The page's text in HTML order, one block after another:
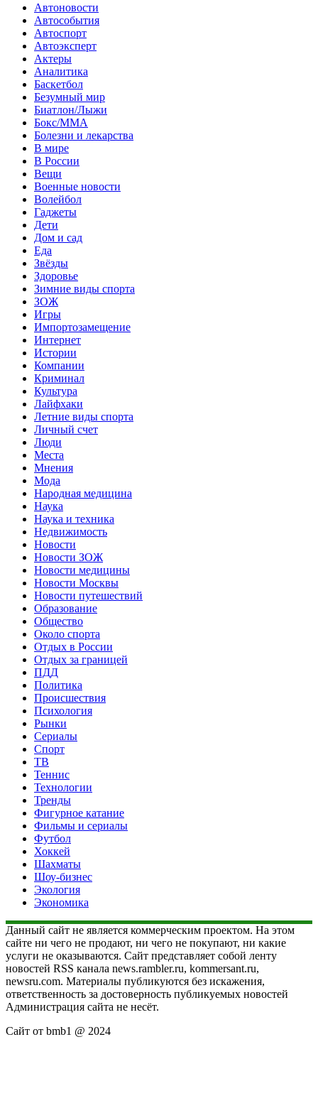
Автоновости
Автособытия
Автоспорт
Автоэксперт
Актеры
Аналитика
Баскетбол
Безумный мир
Биатлон/Лыжи
Бокс/MMA
Болезни и лекарства
В мире
В России
Вещи
Военные новости
Волейбол
Гаджеты
Дети
Дом и сад
Еда
Звёзды
Здоровье
Зимние виды спорта
ЗОЖ
Игры
Импортозамещение
Интернет
Истории
Компании
Криминал
Культура
Лайфхаки
Летние виды спорта
Личный счет
Люди
Места
Мнения
Мода
Народная медицина
Наука
Наука и техника
Недвижимость
Новости
Новости ЗОЖ
Новости медицины
Новости Москвы
Новости путешествий
Образование
Общество
Около спорта
Отдых в России
Отдых за границей
ПДД
Политика
Происшествия
Психология
Рынки
Сериалы
Спорт
ТВ
Теннис
Технологии
Тренды
Фигурное катание
Фильмы и сериалы
Футбол
Хоккей
Шахматы
Шоу-бизнес
Экология
Экономика
Данный сайт не является коммерческим проектом. На этом
сайте ни чего не продают, ни чего не покупают, ни какие
услуги не оказываются. Сайт представляет собой ленту
новостей RSS канала news.rambler.ru, kommersant.ru,
newsru.com. Материалы публикуются без искажения,
ответственность за достоверность публикуемых новостей
Администрация сайта не несёт.
Сайт от bmb1 @ 2024